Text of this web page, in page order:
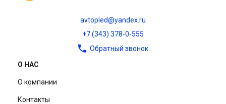
avtopled@yandex.ru
+7 (343) 378-0-555
Обратный звонок
О НАС
О компании
Контакты